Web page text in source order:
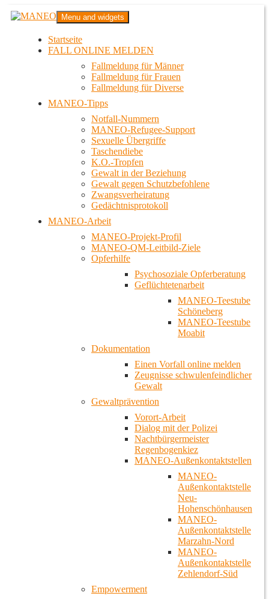
Zum
InhaltMANEO
Das schwule Anti-Gewalt-Projekt in Berlin
Menu and widgets
Startseite
FALL ONLINE MELDEN
Fallmeldung für Männer
Fallmeldung für Frauen
Fallmeldung für Diverse
MANEO-Tipps
Notfall-Nummern
MANEO-Refugee-Support
Sexuelle Übergriffe
Taschendiebe
K.O.-Tropfen
Gewalt in der Beziehung
Gewalt gegen Schutzbefohlene
Zwangsverheiratung
Gedächtnisprotokoll
MANEO-Arbeit
MANEO-Projekt-Profil
MANEO-QM-Leitbild-Ziele
Opferhilfe
Psychosoziale Opferberatung
Geflüchtetenarbeit
MANEO-Teestube
Schöneberg
MANEO-Teestube
Moabit
Dokumentation
Einen Vorfall online melden
Zeugnisse schwulenfeindlicher
Gewalt
Gewaltprävention
Vorort-Arbeit
Dialog mit der Polizei
Nachtbürgermeister
Regenbogenkiez
MANEO-Außenkontaktstellen
MANEO-
Außenkontaktstelle
Neu-
Hohenschönhausen
MANEO-
Außenkontaktstelle
Marzahn-Nord
MANEO-
Außenkontaktstelle
Zehlendorf-Süd
Empowerment